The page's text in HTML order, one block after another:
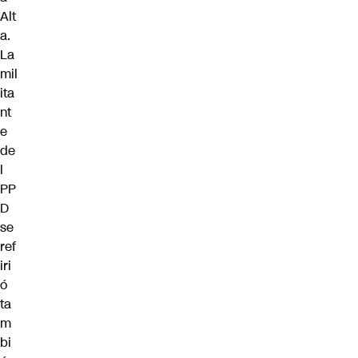
Alt
a.
La
mil
ita
nt
e
de
l
PP
D
se
ref
iri
ó
ta
m
bi